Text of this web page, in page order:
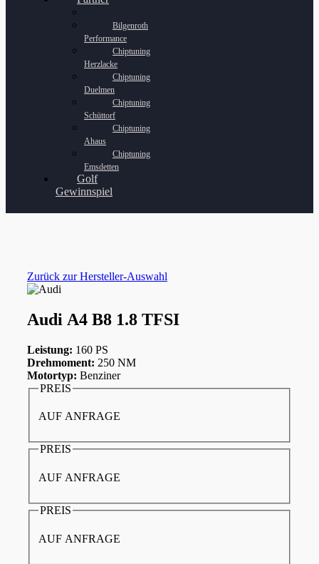
Bilgenroth
Performance
Chiptuning
Herzlacke
Chiptuning
Duelmen
Chiptuning
Schüttorf
Chiptuning
Ahaus
Chiptuning
Emsdetten
Golf
Gewinnspiel
Zurück zur Hersteller-Auswahl
Audi A4 B8 1.8 TFSI
Leistung: 160 PS
Drehmoment: 250 NM
Motortyp: Benziner
PREIS
AUF ANFRAGE
PREIS
AUF ANFRAGE
PREIS
AUF ANFRAGE